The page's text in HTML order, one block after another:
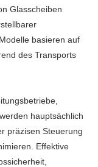
Glasscheiben
basieren auf
des Transports
hauptsächlich
präzisen Steuerung
Effektive